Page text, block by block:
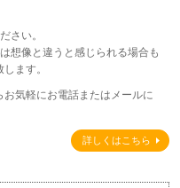
さい。
想像と違うと感じられる場合も
ます。
気軽にお電話またはメールに
詳しくはこちら